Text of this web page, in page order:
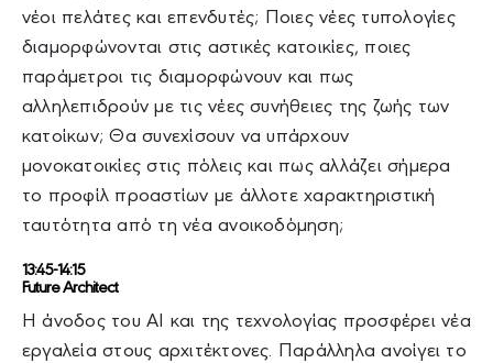
νέοι πελάτες και επενδυτές; Ποιες νέες τυπολογίες
διαμορφώνονται στις αστικές κατοικίες, ποιες
παράμετροι τις διαμορφώνουν και πως
αλληλεπιδρούν με τις νέες συνήθειες της ζωής των
κατοίκων; Θα συνεχίσουν να υπάρχουν
μονοκατοικίες στις πόλεις και πως αλλάζει σήμερα
το προφίλ προαστίων με άλλοτε χαρακτηριστική
ταυτότητα από τη νέα ανοικοδόμηση;
13:45-14:15
Future Architect
Η άνοδος του ΑΙ και της τεχνολογίας προσφέρει νέα
εργαλεία στους αρχιτέκτονες. Παράλληλα ανοίγει το